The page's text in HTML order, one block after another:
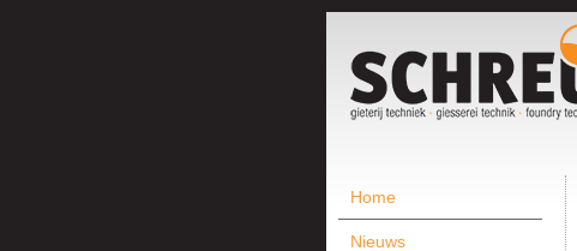
Home
Nieuws